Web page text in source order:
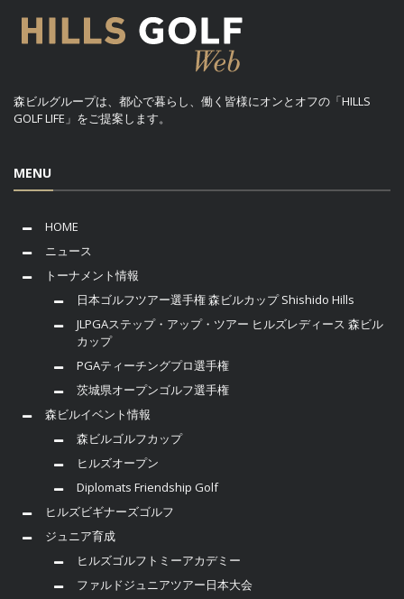
森ビルグループは、都心で暮らし、働く皆様にオンとオフの「HILLS
GOLF LIFE」をご提案します。
MENU
HOME
ニュース
トーナメント情報
日本ゴルフツアー選手権 森ビルカップ Shishido Hills
JLPGAステップ・アップ・ツアー ヒルズレディース 森ビル
カップ
PGAティーチングプロ選手権
茨城県オープンゴルフ選手権
森ビルイベント情報
森ビルゴルフカップ
ヒルズオープン
Diplomats Friendship Golf
ヒルズビギナーズゴルフ
ジュニア育成
ヒルズゴルフトミーアカデミー
ファルドジュニアツアー日本大会